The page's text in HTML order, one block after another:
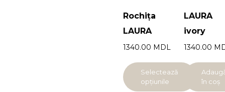
Rochița
LAURA
1340.00 MDL
Selectează
opțiunile
LAURA
ivory
1340.00
în coș